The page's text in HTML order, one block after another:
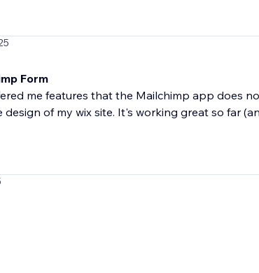
Form
me features that the Mailchimp app does
of my wix site. It's working great so far